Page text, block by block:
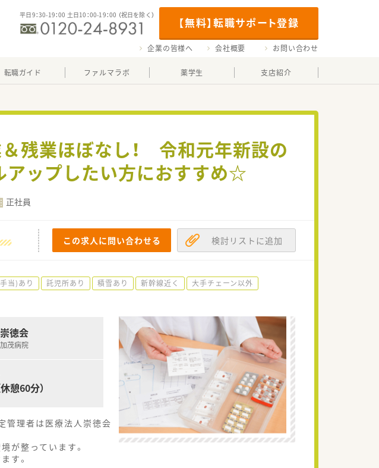
【無料】転職サポート登録
平日9：30-19：00 土日10：00-19：00 （祝日を除く）
企業の皆様へ 会社概要 お問い合わせ
転職ガイド ファルマラボ 薬学生 支店紹介
残業ほぼなし！ 令和元年新設の
ップしたい方におすすめ☆
正社員
この求人に問い合わせる 検討リストに追加
当)あり 託児所あり 積雪あり 新幹線近く
大手チェーン以外
徳会
加茂病院
憩60分）
管理者は医療法人崇徳会
が整っています。
す。